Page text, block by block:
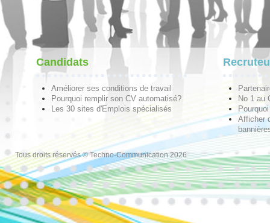
Candidats
Améliorer ses conditions de travail
Pourquoi remplir son CV automatisé?
Les 30 sites d'Emplois spécialisés
No 1 au
Afficher
Tous droits réservés © Techno-Communication 2026